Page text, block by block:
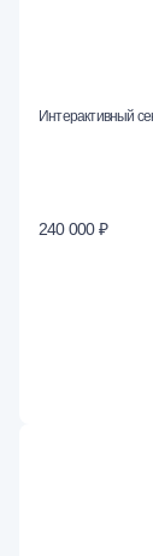
Интерактивный
240 000 ₽